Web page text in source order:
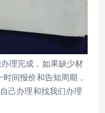
理完成，如果缺少材
间报价和告知周期，
己办理和找我们办理